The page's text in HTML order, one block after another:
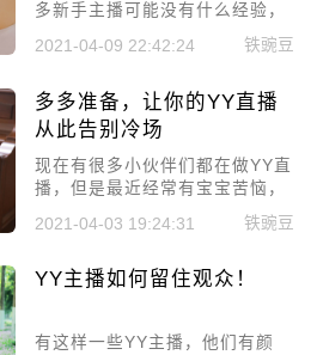
多新手主播可能没有什么经验，
不知道该怎么做来获得粉丝和增
加流量。今天小编在总结了各大
你们总结出来几条非常有用的聊
天话术方法。快来看，人气YY主
2021-04-09 22:42:24 铁豌豆
多多准备，让你的YY直播
从此告别冷场
现在有很多小伙伴们都在做YY直
播，但是最近经常有宝宝苦恼，
说自己在YY直播的时候总是冷
场，比较尴尬，总是这样也不知
以通过事先准备来化解，一起往
2021-04-03 19:24:31 铁豌豆
YY主播如何留住观众！
有这样一些YY主播，他们有颜